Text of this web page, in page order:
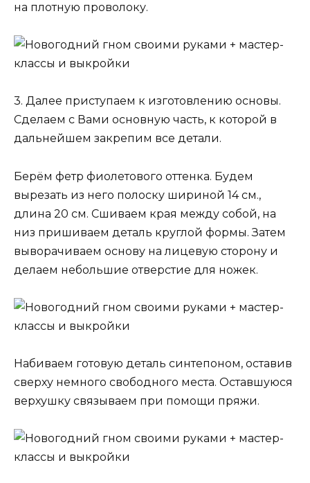
на плотную проволоку.
3. Далее приступаем к изготовлению основы.
Сделаем с Вами основную часть, к которой в
дальнейшем закрепим все детали.
Берём фетр фиолетового оттенка. Будем
вырезать из него полоску шириной 14 см.,
длина 20 см. Сшиваем края между собой, на
низ пришиваем деталь круглой формы. Затем
выворачиваем основу на лицевую сторону и
делаем небольшие отверстие для ножек.
Набиваем готовую деталь синтепоном, оставив
сверху немного свободного места. Оставшуюся
верхушку связываем при помощи пряжи.